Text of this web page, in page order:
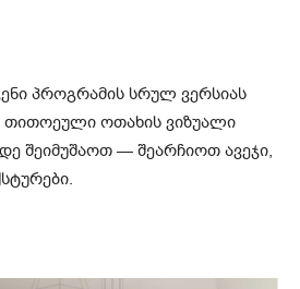
პროგრამის სრულ ვერსიას
თითოეული ოთახის ვიზუალი
შეიმუშაოთ — შეარჩიოთ ავეჯი,